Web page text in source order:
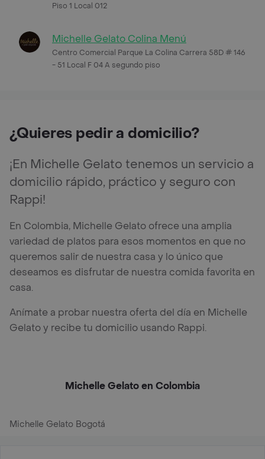
Piso 1 Local 012
Michelle Gelato Colina Menú
Centro Comercial Parque La Colina Carrera 58D # 146
- 51 Local F 04 A segundo piso
¿Quieres pedir a domicilio?
¡En Michelle Gelato tenemos un servicio a
domicilio rápido, práctico y seguro con
Rappi!
En Colombia, Michelle Gelato ofrece una amplia
variedad de platos para esos momentos en que no
queremos salir de nuestra casa y lo único que
deseamos es disfrutar de nuestra comida favorita en
casa.
Anímate a probar nuestra oferta del día en Michelle
Gelato y recibe tu domicilio usando Rappi.
Michelle Gelato en Colombia
Michelle Gelato Bogotá